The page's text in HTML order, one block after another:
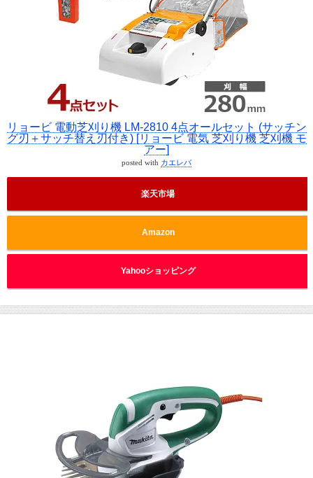
リョービ 電動芝刈り機 LM-2810 4点オールセット (サッチン
グ刃＋サッチ替え刃付き) [リョービ 電気 芝刈り機 芝刈機 モ
アー]
posted with カエレバ
楽天市場
Amazon
Yahooショッピング